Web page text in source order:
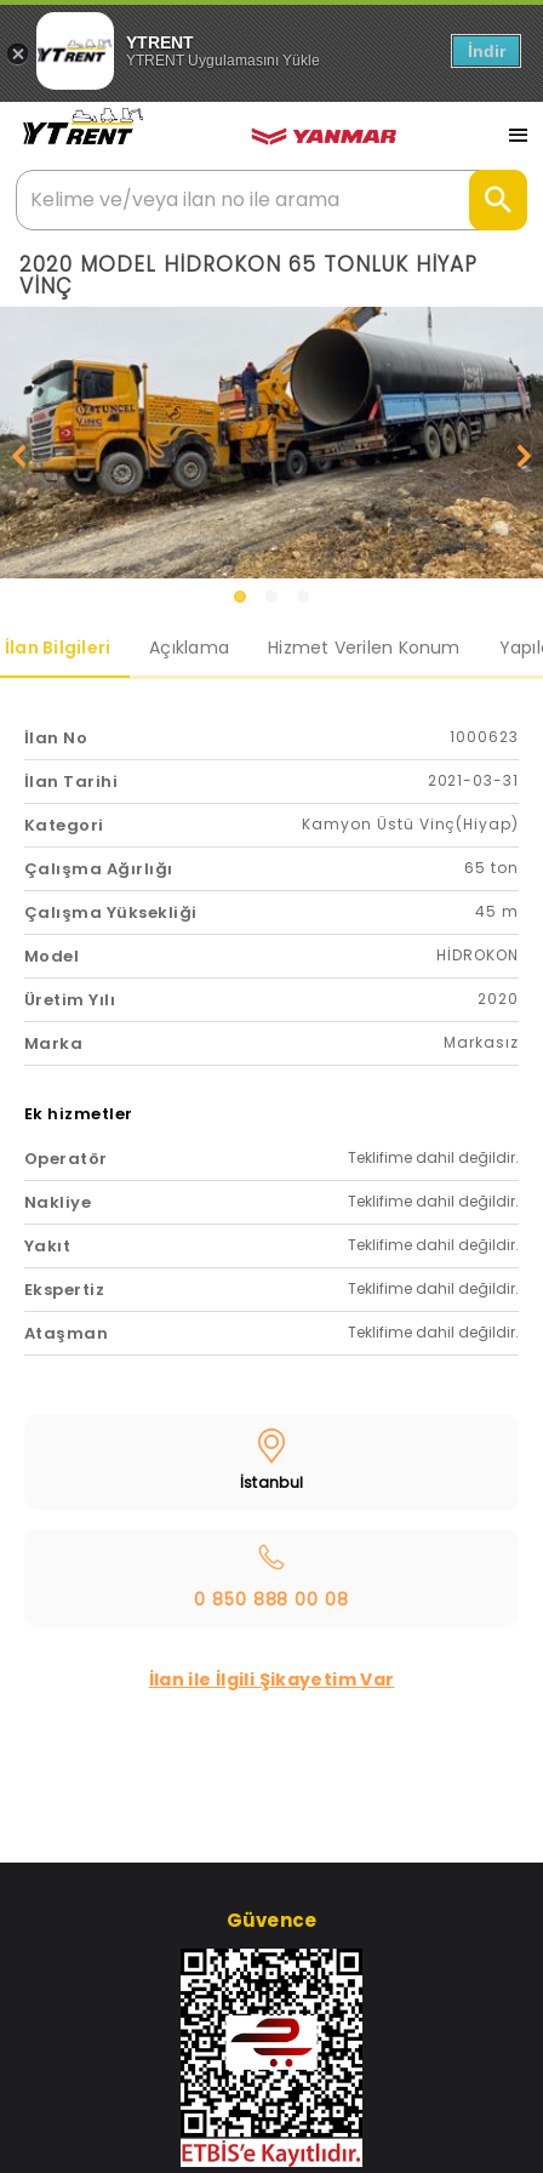
YTRENT
YTRENT Uygulamasını Yükle İndir
2020 MODEL HİDROKON 65 TONLUK HİYAP
VİNÇ
İlan Bilgileri Açıklama Hizmet Verilen Konum
İlan No 1000623
İlan Tarihi 2021-03-31
Kategori Kamyon Üstü Vinç(Hiyap)
Çalışma Ağırlığı 65 ton
Çalışma Yüksekliği 45 m
Model HİDROKON
Üretim Yılı 2020
Marka Markasız
Ek hizmetler
Operatör
Teklifime dahil değildir.
Nakliye Teklifime dahil değildir.
Yakıt Teklifime dahil değildir.
Ekspertiz Teklifime dahil değildir.
Ataşman Teklifime dahil değildir.
İstanbul
0 850 888 00 08
İlan ile İlgili Şikayetim Var
Güvence